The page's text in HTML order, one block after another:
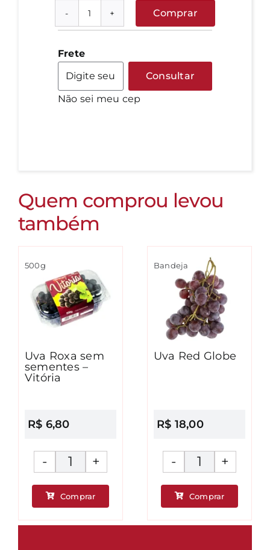
Comprar
Frete
Consultar
Não sei meu cep
Quem comprou levou
também
500g
Uva Roxa sem
sementes –
Vitória
R$ 6,80
Uva
Roxa
sem
sementes
Comprar
Bandeja
Uva Red Globe
R$ 18,00
Uva
Red
Globe
Comprar